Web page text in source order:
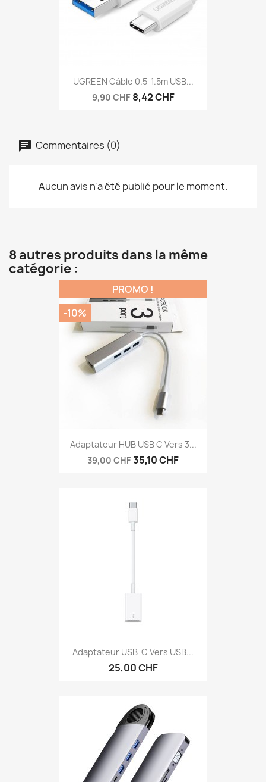
UGREEN Câble 0.5-1.5m USB...
9,90 CHF 8,42 CHF
Commentaires (0)
Aucun avis n'a été publié pour le moment.
8 autres produits dans la même
catégorie :
Adaptateur HUB USB C Vers 3...
39,00 CHF35,10 CHF
PROMO !
-10%
Adaptateur USB-C Vers USB...
25,00 CHF